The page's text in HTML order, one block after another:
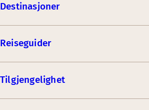
Destinasjoner
Reiseguider
Tilgjengelighet